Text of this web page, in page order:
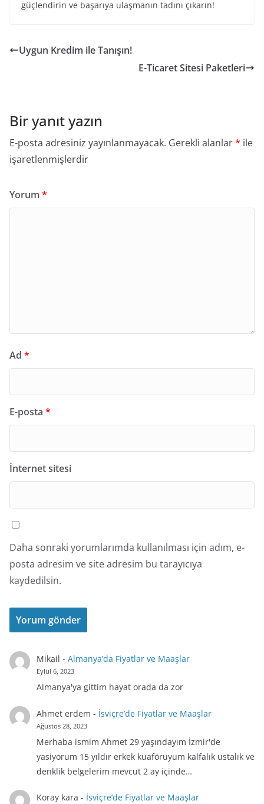
güçlendirin ve başarıya ulaşmanın tadını çıkarın!
Uygun Kredim ile Tanışın!
E-Ticaret Sitesi Paketleri
Bir yanıt yazın
E-posta adresiniz yayınlanmayacak. Gerekli alanlar* ile
işaretlenmişlerdir
Yorum *
Ad *
E-posta *
İnternet sitesi
Daha sonraki yorumlarımda kullanılması için adım, e-
posta adresim ve site adresim bu tarayıcıya
kaydedilsin.
Mikail - Almanya’da Fiyatlar ve Maaşlar
Eylül 6, 2023
Almanya'ya gittim hayat orada da zor
Ahmet erdem - İsviçre’de Fiyatlar ve Maaşlar
Ağustos 28, 2023
Merhaba ismim Ahmet 29 yaşındayım İzmir'de
yasiyorum 15 yıldır erkek kuaföruyum kalfalık ustalık ve
denklik belgelerim mevcut 2 ay içinde…
Koray kara - İsviçre’de Fiyatlar ve Maaşlar